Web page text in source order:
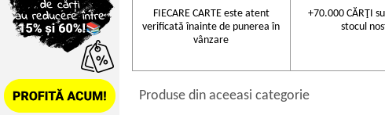
FIECARE CARTE este atent
verificată înainte de punerea în
vânzare
+70.000 CĂRŢI
stocul
Produse din aceeasi categorie